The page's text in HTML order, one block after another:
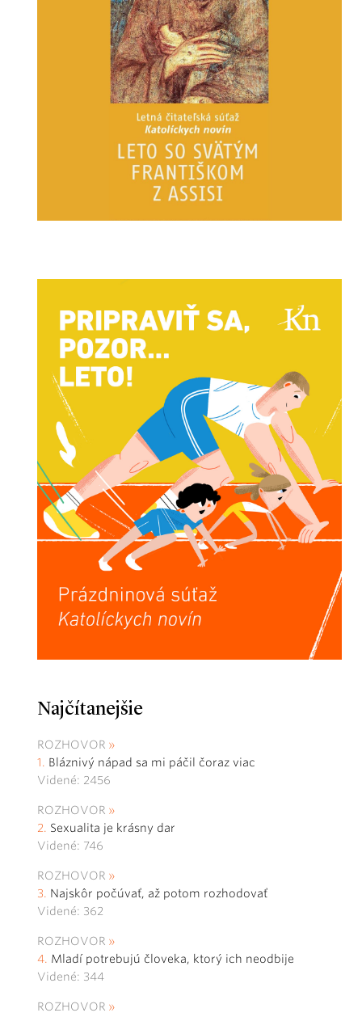
Najčítanejšie
ROZHOVOR
Bláznivý nápad sa mi páčil čoraz viac
Videné: 2456
ROZHOVOR
Sexualita je krásny dar
Videné: 746
ROZHOVOR
Najskôr počúvať, až potom rozhodovať
Videné: 362
ROZHOVOR
Mladí potrebujú človeka, ktorý ich neodbije
Videné: 344
ROZHOVOR